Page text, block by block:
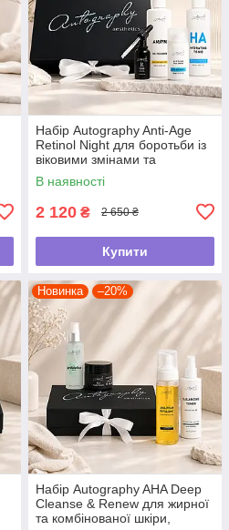
Набір Autography Anti-Age
Retinol Night для боротьби із
віковими змінами та
зморшками 35+
В наявності
2 120 ₴ 2 650 ₴
Купити
Новинка –20%
Набір Autography AHA Deep
Cleanse & Renew для жирної
та комбінованої шкіри,